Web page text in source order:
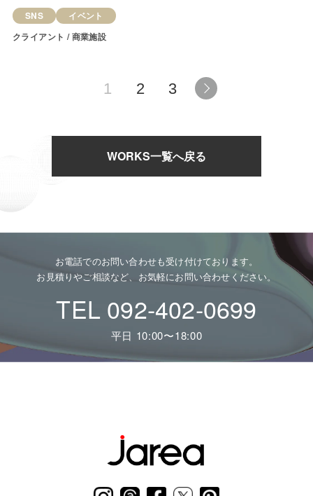
SNS
イベント
クライアント / 商業施設
1 2 3
WORKS一覧へ戻る
お電話でのお問い合わせも受け付けております。
お見積りやご相談など、お気軽にお問い合わせください。
TEL 092-402-0699
平日 10:00〜18:00